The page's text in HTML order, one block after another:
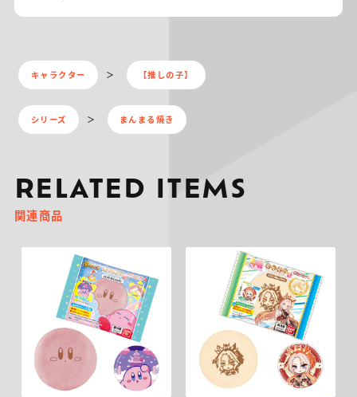
キャラクター 【推しの子】
シリーズ まんまる焼き
RELATED ITEMS
関連商品